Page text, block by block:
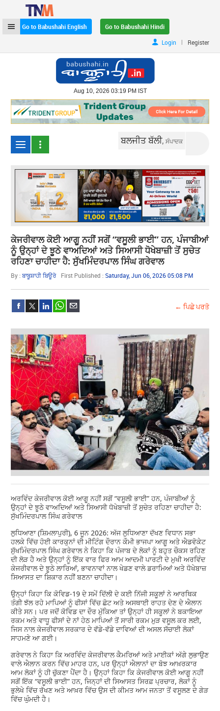
Go to Babushahi English
Go to Babushahi Hindi
Login
| Register
Aug 10, 2026 03:19 PM IST
ਬਲਜੀਤ ਬੱਲੀ,ਸੰਪਾਦਕ
ਕੇਜਰੀਵਾਲ ਕੋਈ ਆਗੂ ਨਹੀਂ ਸਗੋਂ “ਵਸੂਲੀ ਭਾਈ” ਹਨ, ਪੰਜਾਬੀਆਂ
ਨੂੰ ਉਨ੍ਹਾਂ ਦੇ ਝੂਠੇ ਵਾਅਦਿਆਂ ਅਤੇ ਸਿਆਸੀ ਧੋਖੇਬਾਜ਼ੀ ਤੋਂ ਸੁਚੇਤ
ਰਹਿਣਾ ਚਾਹੀਦਾ ਹੈ: ਸੁੱਖਮਿੰਦਰਪਾਲ ਸਿੰਘ ਗਰੇਵਾਲ
By :ਬਾਬੂਸ਼ਾਹੀ ਬਿਊਰੋ First Published :Saturday, Jun 06, 2026 05:08 PM
← ਪਿਛੇ ਪਰਤੋ
ਅਰਵਿੰਦ ਕੇਜਰੀਵਾਲ ਕੋਈ ਆਗੂ ਨਹੀਂ ਸਗੋਂ “ਵਸੂਲੀ ਭਾਈ” ਹਨ, ਪੰਜਾਬੀਆਂ ਨੂੰ
ਉਨ੍ਹਾਂ ਦੇ ਝੂਠੇ ਵਾਅਦਿਆਂ ਅਤੇ ਸਿਆਸੀ ਧੋਖੇਬਾਜ਼ੀ ਤੋਂ ਸੁਚੇਤ ਰਹਿਣਾ ਚਾਹੀਦਾ ਹੈ:
ਸੁੱਖਮਿੰਦਰਪਾਲ ਸਿੰਘ ਗਰੇਵਾਲ
ਲੁਧਿਆਣਾ (ਸ਼ਿਮਲਾਪੁਰੀ), 6 ਜੂਨ 2026: ਅੱਜ ਲੁਧਿਆਣਾ ਦੱਖਣ ਵਿਧਾਨ ਸਭਾ
ਹਲਕੇ ਵਿੱਚ ਹੋਈ ਕਾਰਕੁਨਾਂ ਦੀ ਮੀਟਿੰਗ ਦੌਰਾਨ ਕੌਮੀ ਭਾਜਪਾ ਆਗੂ ਅਤੇ ਐਡਵੋਕੇਟ
ਸੁੱਖਮਿੰਦਰਪਾਲ ਸਿੰਘ ਗਰੇਵਾਲ ਨੇ ਕਿਹਾ ਕਿ ਪੰਜਾਬ ਦੇ ਲੋਕਾਂ ਨੂੰ ਬਹੁਤ ਚੌਕਸ ਰਹਿਣ
ਦੀ ਲੋੜ ਹੈ ਅਤੇ ਉਨ੍ਹਾਂ ਨੂੰ ਇੱਕ ਵਾਰ ਫਿਰ ਆਮ ਆਦਮੀ ਪਾਰਟੀ ਦੇ ਮੁਖੀ ਅਰਵਿੰਦ
ਕੇਜਰੀਵਾਲ ਦੇ ਝੂਠੇ ਲਾਰਿਆਂ, ਭਾਵਨਾਵਾਂ ਨਾਲ ਖੇਡਣ ਵਾਲੇ ਡਰਾਮਿਆਂ ਅਤੇ ਧੋਖੇਬਾਜ਼
ਸਿਆਸਤ ਦਾ ਸ਼ਿਕਾਰ ਨਹੀਂ ਬਣਨਾ ਚਾਹੀਦਾ।
ਉਨ੍ਹਾਂ ਕਿਹਾ ਕਿ ਕੋਵਿਡ-19 ਦੇ ਸਮੇਂ ਦਿੱਲੀ ਦੇ ਕਈ ਨਿੱਜੀ ਸਕੂਲਾਂ ਨੇ ਆਰਥਿਕ
ਤੰਗੀ ਝੱਲ ਰਹੇ ਮਾਪਿਆਂ ਨੂੰ ਫੀਸਾਂ ਵਿੱਚ ਛੋਟ ਅਤੇ ਅਸਥਾਈ ਰਾਹਤ ਦੇਣ ਦੇ ਐਲਾਨ
ਕੀਤੇ ਸਨ। ਪਰ ਜਦੋਂ ਕੋਵਿਡ ਦਾ ਦੌਰ ਮੁੱਕਿਆ ਤਾਂ ਉਨ੍ਹਾਂ ਹੀ ਸਕੂਲਾਂ ਨੇ ਬਕਾਇਆ
ਰਕਮ ਅਤੇ ਵਾਧੂ ਫੀਸਾਂ ਦੇ ਨਾਂ ਹੇਠ ਮਾਪਿਆਂ ਤੋਂ ਸਾਰੀ ਰਕਮ ਮੁੜ ਵਸੂਲ ਕਰ ਲਈ,
ਜਿਸ ਨਾਲ ਕੇਜਰੀਵਾਲ ਸਰਕਾਰ ਦੇ ਵੱਡੇ-ਵੱਡੇ ਦਾਵਿਆਂ ਦੀ ਅਸਲ ਸੱਚਾਈ ਲੋਕਾਂ
ਸਾਹਮਣੇ ਆ ਗਈ।
ਗਰੇਵਾਲ ਨੇ ਕਿਹਾ ਕਿ ਅਰਵਿੰਦ ਕੇਜਰੀਵਾਲ ਕੈਮਰਿਆਂ ਅਤੇ ਮਾਈਕਾਂ ਅੱਗੇ ਲੁਭਾਉਣ
ਵਾਲੇ ਐਲਾਨ ਕਰਨ ਵਿੱਚ ਮਾਹਰ ਹਨ, ਪਰ ਉਨ੍ਹਾਂ ਐਲਾਨਾਂ ਦਾ ਬੋਝ ਆਖ਼ਰਕਾਰ
ਆਮ ਲੋਕਾਂ ਨੂੰ ਹੀ ਚੁੱਕਣਾ ਪੈਂਦਾ ਹੈ। ਉਨ੍ਹਾਂ ਕਿਹਾ ਕਿ ਕੇਜਰੀਵਾਲ ਕੋਈ ਆਗੂ ਨਹੀਂ
ਸਗੋਂ ਇੱਕ “ਵਸੂਲੀ ਭਾਈ” ਹਨ, ਜਿਨ੍ਹਾਂ ਦੀ ਸਿਆਸਤ ਸਿਰਫ਼ ਪ੍ਰਚਾਰ, ਲੋਕਾਂ ਨੂੰ
ਭੁਲੇਖੇ ਵਿੱਚ ਰੱਖਣ ਅਤੇ ਆਖ਼ਰ ਵਿੱਚ ਉਸ ਦੀ ਕੀਮਤ ਆਮ ਜਨਤਾ ਤੋਂ ਵਸੂਲਣ ਦੇ ਗੇੜ
ਵਿੱਚ ਘੁੰਮਦੀ ਹੈ।